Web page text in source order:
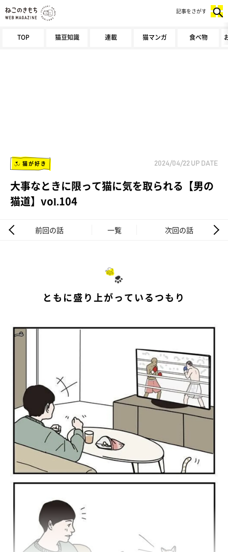
TOP 猫豆知識 連載 猫マンガ 食べ物
記事をさがす
猫が好き 2024/04/22 UP DATE
大事なときに限って猫に気を取られる【男の
猫道】vol.104
前回の話 一覧 次回の話
ともに盛り上がっているつもり